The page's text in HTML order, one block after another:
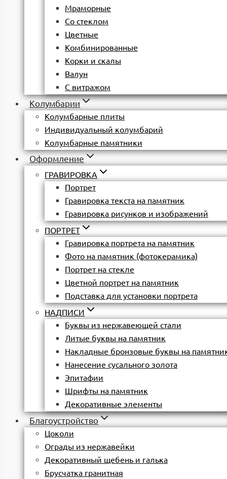
Мраморные
Со стеклом
Цветные
Комбинированные
Корки и скалы
Валун
С витражом
Колумбарии
Колумбарные плиты
Индивидуальный колумбарий
Колумбарные памятники
Оформление
ГРАВИРОВКА
Портрет
Гравировка текста на памятник
Гравировка рисунков и изображений
ПОРТРЕТ
Гравировка портрета на памятник
Фото на памятник (фотокерамика)
Портрет на стекле
Цветной портрет на памятник
Подставка для установки портрета
НАДПИСИ
Буквы из нержавеющей стали
Литые буквы на памятник
Накладные бронзовые буквы на
Нанесение сусального золота
Эпитафии
Шрифты на памятник
Декоративные элементы
Благоустройство
Цоколи
Ограды из нержавейки
Декоративный щебень и галька
Брусчатка гранитная